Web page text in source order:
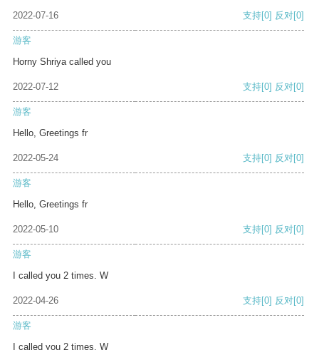
2022-07-16 支持[0] 反对[0]
游客
Horny Shriya called you
2022-07-12 支持[0] 反对[0]
游客
Hello, Greetings fr
2022-05-24 支持[0] 反对[0]
游客
Hello, Greetings fr
2022-05-10 支持[0] 反对[0]
游客
I called you 2 times. W
2022-04-26 支持[0] 反对[0]
游客
I called you 2 times. W